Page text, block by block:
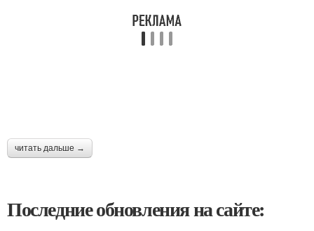
читать дальше →
Последние обновления на сайте: